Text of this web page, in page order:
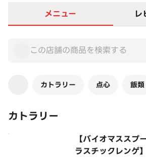
メニュー レ
カトラリー 点心 飯類
カトラリー
【バイオマススプ
ラスチックレンゲ】